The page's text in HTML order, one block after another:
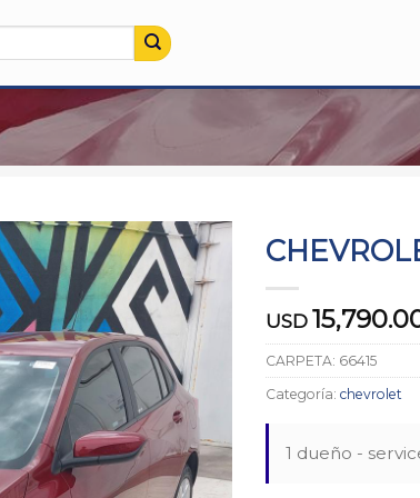
USD
CARPETA: 66415
Categoría: chevrolet
1 dueño -